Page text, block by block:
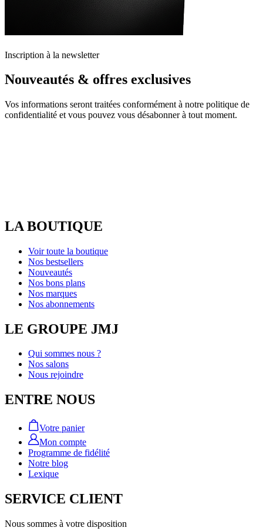
Inscription à la newsletter
Nouveautés & offres exclusives
Vos informations seront traitées conformément à notre politique de
confidentialité et vous pouvez vous désabonner à tout moment.
LA BOUTIQUE
Voir toute la boutique
Nos bestsellers
Nouveautés
Nos bons plans
Nos marques
Nos abonnements
LE GROUPE JMJ
Qui sommes nous ?
Nos salons
Nous rejoindre
ENTRE NOUS
Votre panier
Mon compte
Programme de fidélité
Notre blog
Lexique
SERVICE CLIENT
Nous sommes à votre disposition